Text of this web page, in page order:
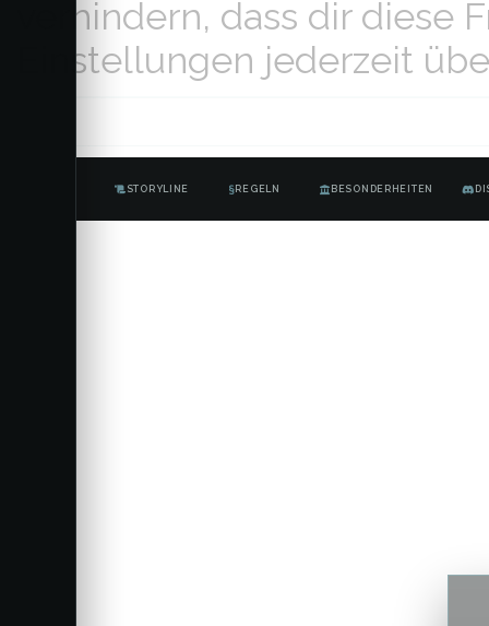
verhindern, dass dir
Einstellungen jederzeit
STORYLINE REGELN BESONDERHEITEN